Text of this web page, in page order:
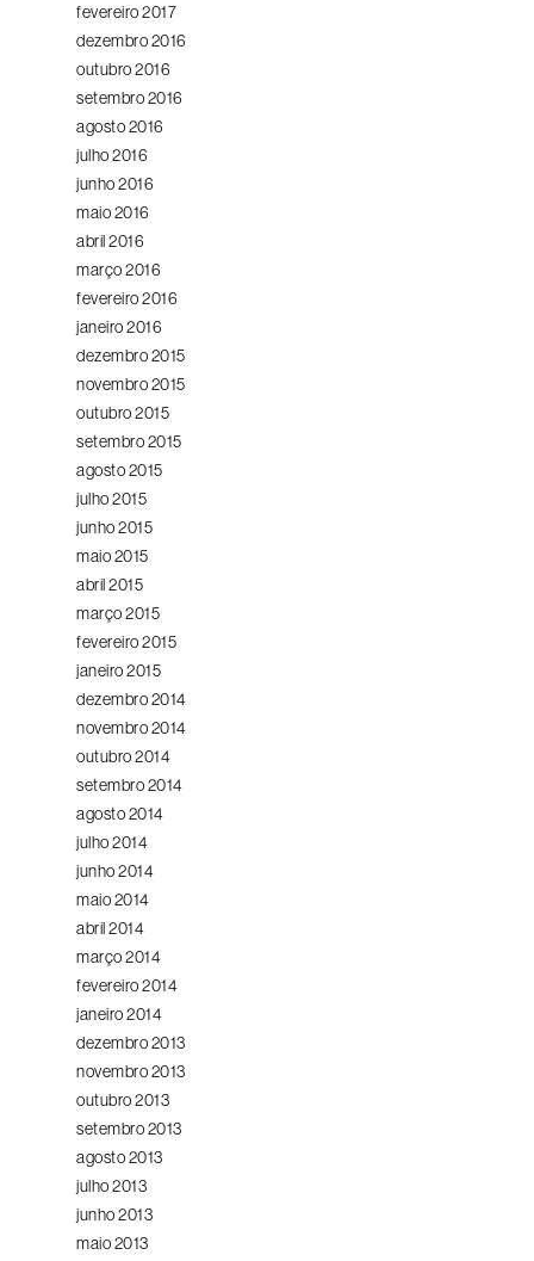
fevereiro 2017
dezembro 2016
outubro 2016
setembro 2016
agosto 2016
julho 2016
junho 2016
maio 2016
abril 2016
março 2016
fevereiro 2016
janeiro 2016
dezembro 2015
novembro 2015
outubro 2015
setembro 2015
agosto 2015
julho 2015
junho 2015
maio 2015
abril 2015
março 2015
fevereiro 2015
janeiro 2015
dezembro 2014
novembro 2014
outubro 2014
setembro 2014
agosto 2014
julho 2014
junho 2014
maio 2014
abril 2014
março 2014
fevereiro 2014
janeiro 2014
dezembro 2013
novembro 2013
outubro 2013
setembro 2013
agosto 2013
julho 2013
junho 2013
maio 2013